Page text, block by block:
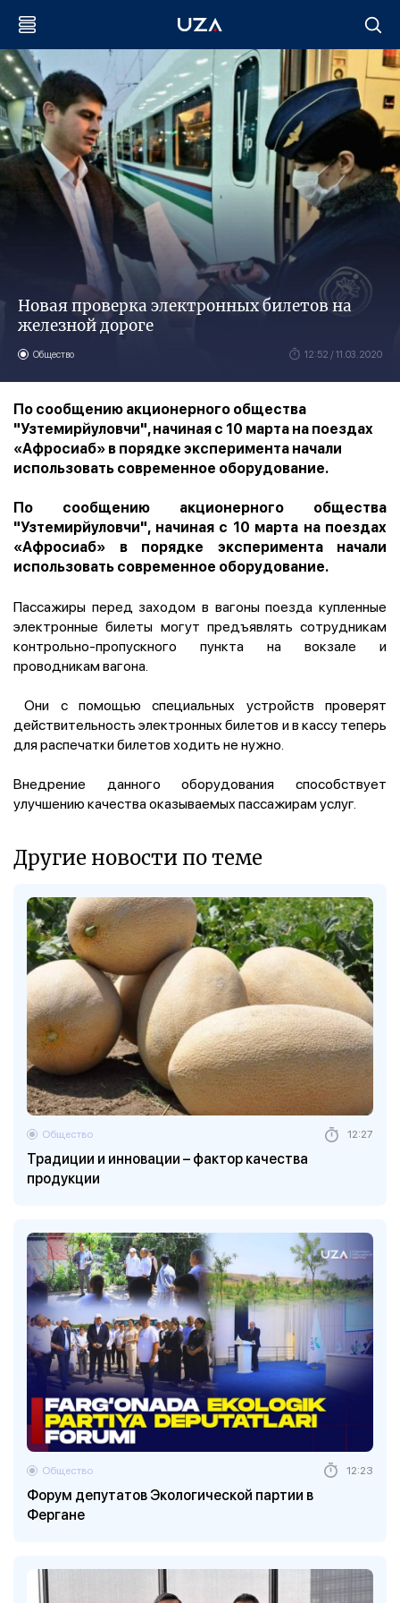
Новая проверка электронных билетов на
железной дороге
Общество 12:52 / 11.03.2020
По сообщению акционерного общества
"Узтемирйуловчи", начиная с 10 марта на поездах
«Афросиаб» в порядке эксперимента начали
использовать современное оборудование.
По сообщению акционерного общества
"Узтемирйуловчи", начиная с 10 марта на поездах
«Афросиаб» в порядке эксперимента начали
использовать современное оборудование.
Пассажиры перед заходом в вагоны поезда купленные
электронные билеты могут предъявлять сотрудникам
контрольно-пропускного пункта на вокзале и
проводникам вагона.
Они с помощью специальных устройств проверят
действительность электронных билетов и в кассу теперь
для распечатки билетов ходить не нужно.
Внедрение данного оборудования способствует
улучшению качества оказываемых пассажирам услуг.
Другие новости по теме
Традиции и инновации – фактор качества
продукции
Общество 12:27
Форум депутатов Экологической партии в
Фергане
Общество 12:23